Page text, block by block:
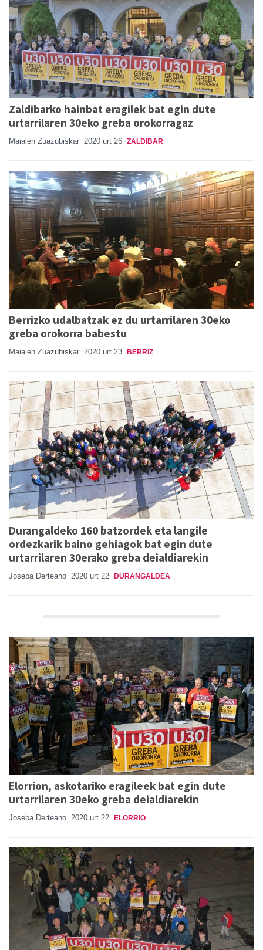
Zaldibarko hainbat eragilek bat egin dute
urtarrilaren 30eko greba orokorragaz
Maialen Zuazubiskar 2020 urt 26 ZALDIBAR
Berrizko udalbatzak ez du urtarrilaren 30eko
greba orokorra babestu
Maialen Zuazubiskar 2020 urt 23 BERRIZ
Durangaldeko 160 batzordek eta langile
ordezkarik baino gehiagok bat egin dute
urtarrilaren 30erako greba deialdiarekin
Joseba Derteano 2020 urt 22 DURANGALDEA
Elorrion, askotariko eragileek bat egin dute
urtarrilaren 30eko greba deialdiarekin
Joseba Derteano 2020 urt 22 ELORRIO